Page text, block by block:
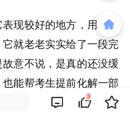
现较好的地方，用户要
就老老实实给了一段完
意不说，是真的还没缓
能帮考生提前化解一部
接着第四回合的回答也是比
3